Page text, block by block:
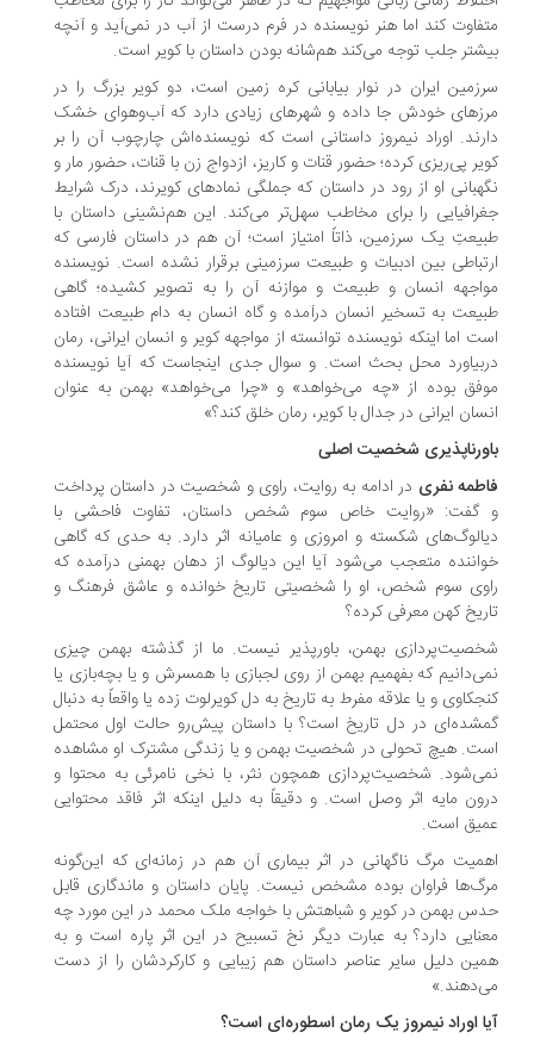
کند اما هنر نویسنده در فرم درست از آب در نمی‌آید و آنچه
جلب توجه می‌کند هم‌شانه بودن داستان با کویر است.
ایران در نوار بیابانی کره زمین است، دو کویر بزرگ را در
خودش جا داده و شهرهای زیادی دارد که آب‌وهوای خشک
اوراد نیمروز داستانی است که نویسنده‌اش چارچوب آن را بر
پی‌ریزی کرده؛ حضور قنات و کاریز، ازدواج زن با قنات، حضور مار و
او از رود در داستان که جملگی نمادهای کویرند، درک شرایط
را برای مخاطب سهل‌تر می‌کند. این هم‌نشینی داستان با
یک سرزمین، ذاتاً امتیاز است؛ آن هم در داستان فارسی که
بین ادبیات و طبیعت سرزمینی برقرار نشده است. نویسنده
انسان و طبیعت و موازنه آن را به تصویر کشیده؛ گاهی
به تسخیر انسان درآمده و گاه انسان به دام طبیعت افتاده
اما اینکه نویسنده توانسته از مواجهه کویر و انسان ایرانی، رمان
محل بحث است. و سوال جدی اینجاست که آیا نویسنده
بوده از «چه می‌خواهد» و «چرا می‌خواهد» بهمن به عنوان
ایرانی در جدال با کویر، رمان خلق کند؟»
شخصیت اصلی
نفریدر ادامه به روایت، راوی و شخصیت در داستان پرداخت
«روایت خاص سوم شخص داستان، تفاوت فاحشی با
شکسته و امروزی و عامیانه اثر دارد. به حدی که گاهی
متعجب می‌شود آیا این دیالوگ از دهان بهمنی درآمده که
سوم شخص، او را شخصیتی تاریخ خوانده و عاشق فرهنگ و
کهن معرفی کرده؟
بهمن، باورپذیر نیست. ما از گذشته بهمن چیزی
که بفهمیم بهمن از روی لجبازی با همسرش و یا بچه‌بازی یا
و یا علاقه مفرط به تاریخ به دل کویرلوت زده یا واقعاً به دنبال
در دل تاریخ است؟ با داستان پیش‌رو حالت اول محتمل
هیچ تحولی در شخصیت بهمن و یا زندگی مشترک او مشاهده
شخصیت‌پردازی همچون نثر، با نخی نامرئی به محتوا و
مایه اثر وصل است. و دقیقاً به دلیل اینکه اثر فاقد محتوایی
است.
مرگ ناگهانی در اثر بیماری آن هم در زمانه‌ای که این‌گونه
فراوان بوده مشخص نیست. پایان داستان و ماندگاری قابل
بهمن در کویر و شباهتش با خواجه ملک محمد در این مورد چه
دارد؟ به عبارت دیگر نخ تسبیح در این اثر پاره است و به
دلیل سایر عناصر داستان هم زیبایی و کارکردشان را از دست
اوراد نیمروز یک رمان اسطوره‌ای است؟